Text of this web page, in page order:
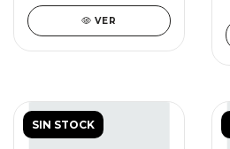
VER
SIN STOCK